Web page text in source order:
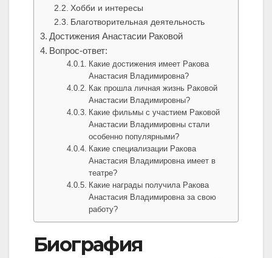
Хобби и интересы
Благотворительная деятельность
Достижения Анастасии Раковой
Вопрос-ответ:
Какие достижения имеет Ракова
Анастасия Владимировна?
Как прошла личная жизнь Раковой
Анастасии Владимировны?
Какие фильмы с участием Раковой
Анастасии Владимировны стали
особенно популярными?
Какие специализации Ракова
Анастасия Владимировна имеет в
театре?
Какие награды получила Ракова
Анастасия Владимировна за свою
работу?
Биография